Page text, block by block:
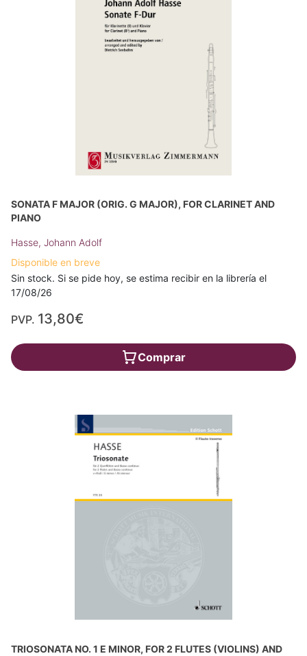
SONATA F MAJOR (ORIG. G MAJOR), FOR CLARINET AND
PIANO
Hasse, Johann Adolf
Disponible en breve
Sin stock. Si se pide hoy, se estima recibir en la librería el
17/08/26
PVP. 13,80€
Comprar
TRIOSONATA NO. 1 E MINOR, FOR 2 FLUTES (VIOLINS) AND